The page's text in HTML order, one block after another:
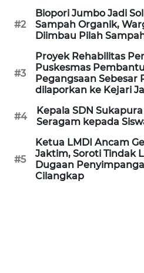
#2
Biopori Jumbo Jadi
Sampah Organik,
Diimbau Pilah
#3
Proyek Rehabilitas
Puskesmas
Pegangsaan Sebesar
dilaporkan ke Kejari
#4
Kepala SDN
Seragam kepada
#5
Ketua LMDI Ancam
Jaktim, Soroti Tindak
Dugaan
Cilangkap
WN
SOLO
WN
BOROBUDUR
WN
MADURA
WN
SURABAYA